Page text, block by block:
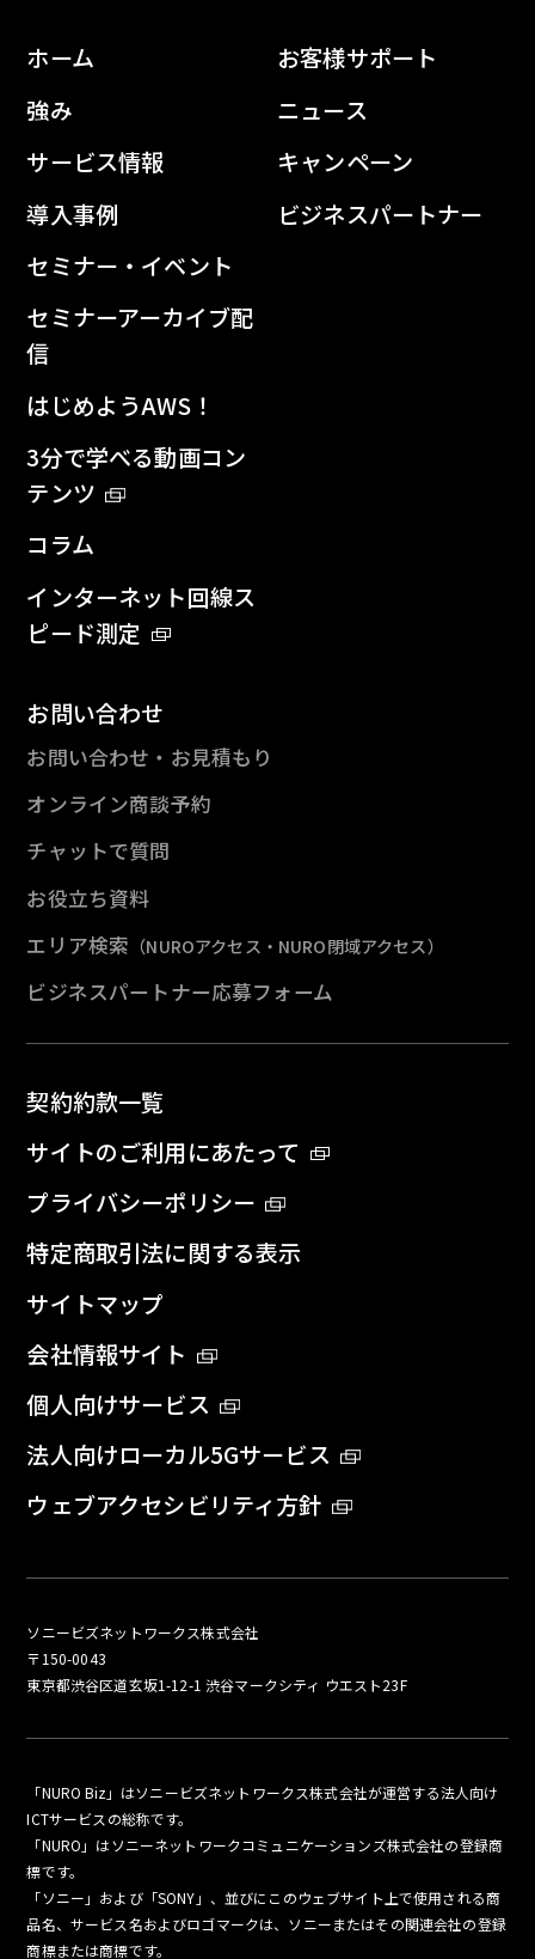
ホーム
強み
サービス情報
導入事例
セミナー・イベント
セミナーアーカイブ配
信
はじめようAWS！
3分で学べる動画コン
テンツ
コラム
インターネット回線ス
ピード測定
お客様サポート
ニュース
キャンペーン
ビジネスパートナー
お問い合わせ
お問い合わせ・お見積もり
オンライン商談予約
チャットで質問
お役立ち資料
エリア検索 （NUROアクセス・NURO閉域アクセス）
ビジネスパートナー応募フォーム
契約約款一覧
サイトのご利用にあたって
プライバシーポリシー
特定商取引法に関する表示
サイトマップ
会社情報サイト
個人向けサービス
法人向けローカル5Gサービス
ウェブアクセシビリティ方針
ソニービズネットワークス株式会社
〒150-0043
東京都渋谷区道玄坂1-12-1 渋谷マークシティ ウエスト23F
「NURO Biz」はソニービズネットワークス株式会社が運営する法人向け
ICTサービスの総称です。
「NURO」はソニーネットワークコミュニケーションズ株式会社の登録商
標です。
「ソニー」および「SONY」、並びにこのウェブサイト上で使用される商
品名、サービス名およびロゴマークは、ソニーまたはその関連会社の登録
商標または商標です。